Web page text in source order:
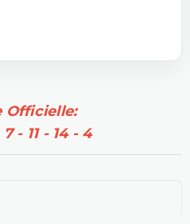
Officielle:
- 11 - 14 - 4